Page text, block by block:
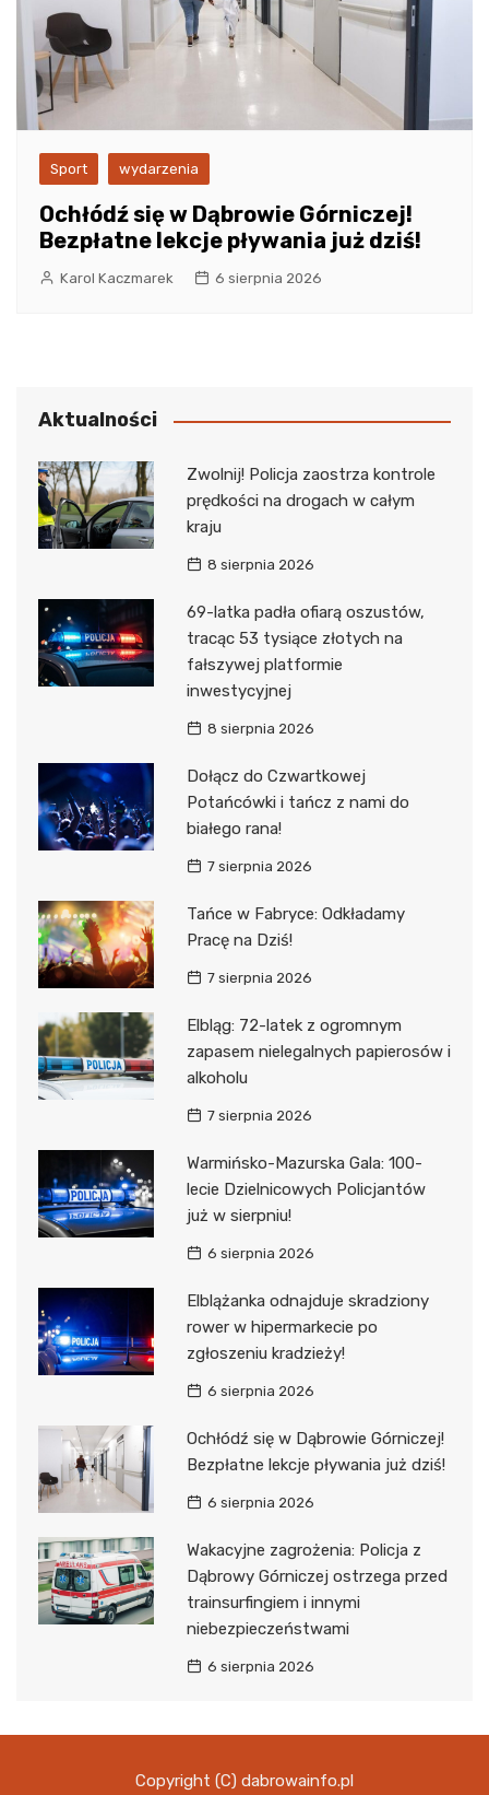
Sport wydarzenia
Ochłódź się w Dąbrowie Górniczej!
Bezpłatne lekcje pływania już dziś!
Karol Kaczmarek 6 sierpnia 2026
Aktualności
Zwolnij! Policja zaostrza kontrole
prędkości na drogach w całym
kraju
8 sierpnia 2026
69-latka padła ofiarą oszustów,
tracąc 53 tysiące złotych na
fałszywej platformie
inwestycyjnej
8 sierpnia 2026
Dołącz do Czwartkowej
Potańcówki i tańcz z nami do
białego rana!
7 sierpnia 2026
Tańce w Fabryce: Odkładamy
Pracę na Dziś!
7 sierpnia 2026
Elbląg: 72-latek z ogromnym
zapasem nielegalnych papierosów i
alkoholu
7 sierpnia 2026
Warmińsko-Mazurska Gala: 100-
lecie Dzielnicowych Policjantów
już w sierpniu!
6 sierpnia 2026
Elblążanka odnajduje skradziony
rower w hipermarkecie po
zgłoszeniu kradzieży!
6 sierpnia 2026
Ochłódź się w Dąbrowie Górniczej!
Bezpłatne lekcje pływania już dziś!
6 sierpnia 2026
Wakacyjne zagrożenia: Policja z
Dąbrowy Górniczej ostrzega przed
trainsurfingiem i innymi
niebezpieczeństwami
6 sierpnia 2026
Copyright (C) dabrowainfo.pl